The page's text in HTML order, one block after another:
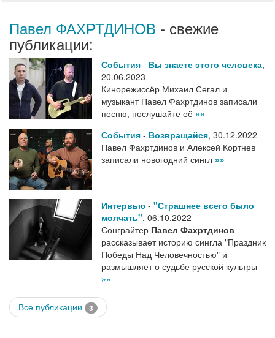
Павел ФАХРТДИНОВ - свежие
публикации:
События - Вы знаете этого человека,
20.06.2023
Кинорежиссёр Михаил Сегал и
музыкант Павел Фахртдинов записали
песню, послушайте её »»
События - Возвращайся, 30.12.2022
Павел Фахртдинов и Алексей Кортнев
записали новогодний сингл »»
Интервью - "Страшнее всего было
молчать", 06.10.2022
Сонграйтер Павел Фахртдинов
рассказывает историю сингла "Праздник
Победы Над Человечностью" и
размышляет о судьбе русской культры
»»
Все публикации 3